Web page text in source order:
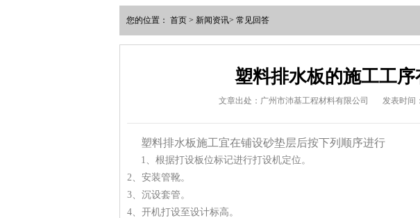
您的位置： 首页 > 新闻资讯> 常见回答
塑料排水板的施工工序
文章出处：广州市沛基工程材料有限公司 发表时间
塑料排水板施工宜在铺设砂垫层后按下列顺序进行
1、根据打设板位标记进行打设机定位。
2、安装管靴。
3、沉设套管。
4、开机打设至设计标高。